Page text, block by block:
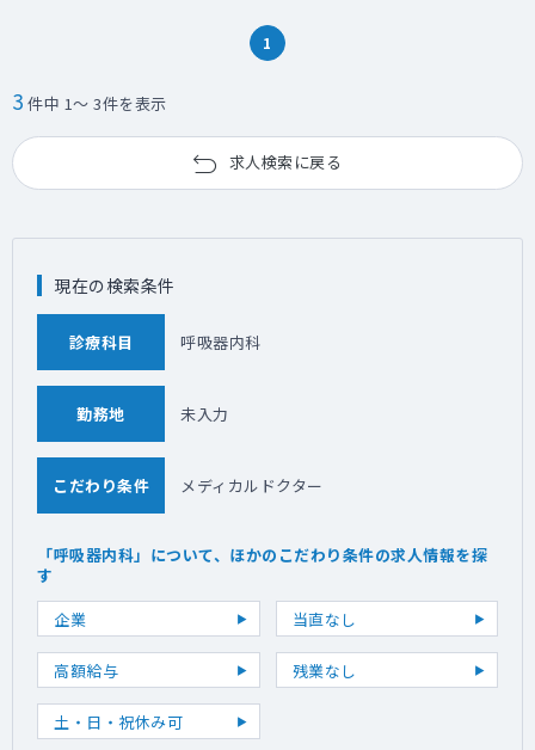
Sponsered Study および Externally
び戦略的エビデンスの提供を推進する
・ 部内ステークホルダーと協力して、医療上
関連するSOP、コンプライアンスを基に適切
ディカル戦略を策定し、戦略に沿って予算や
力最大化に貢献する
を含む）
1
3 件中 1～ 3件を表示
求人検索に戻る
現在の検索条件
診療科目 呼吸器内科
勤務地 未入力
こだわり条件 メディカルドクター
「呼吸器内科」について、ほかのこだわり条件の求人情報を探
す
企業
当直なし
高額給与 残業なし
土・日・祝休み可